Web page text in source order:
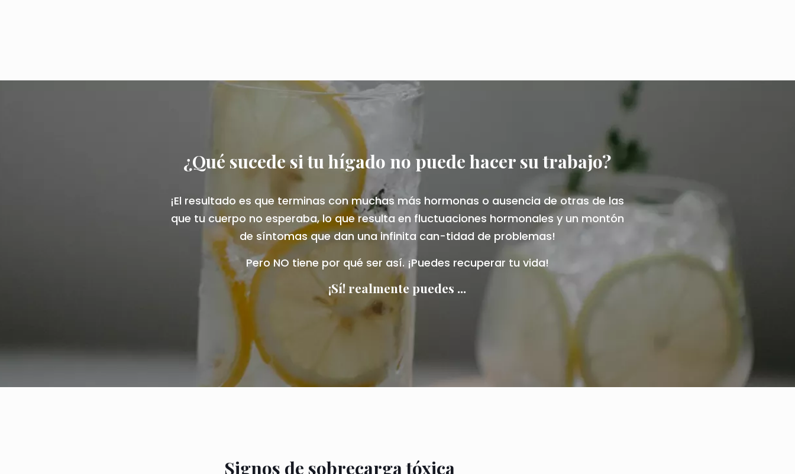
¿Qué sucede si tu hígado no puede hacer su trabajo?
¡El resultado es que terminas con muchas más hormonas o ausencia de otras de las
que tu cuerpo no esperaba, lo que resulta en fluctuaciones hormonales y un montón
de síntomas que dan una infinita can-tidad de problemas!
Pero NO tiene por qué ser así. ¡Puedes recuperar tu vida!
¡Sí! realmente puedes ...
Signos de sobrecarga tóxica